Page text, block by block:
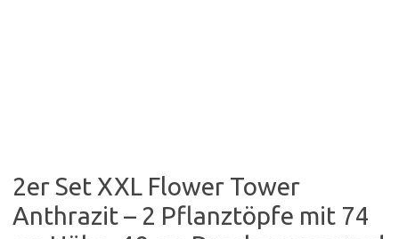
2er Set XXL Flower Tower
Anthrazit – 2 Pflanztöpfe mit 74